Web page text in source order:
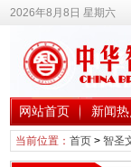
2026年8月8日 星期六
网站首页 新闻
当前位置： 首页> 智圣